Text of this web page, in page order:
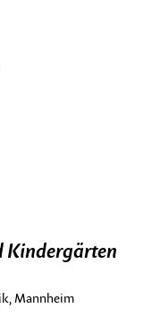
Kindergärten
Mannheim